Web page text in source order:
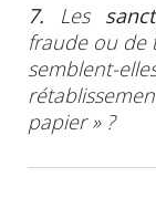
7. Les
fraude ou de
semblent-
papier » ?